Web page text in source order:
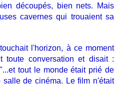
découpés, bien nets. Mais
cavernes qui trouaient sa
l'horizon, à ce moment
toute conversation et disait :
tout le monde était prié de
de cinéma. Le film n'était